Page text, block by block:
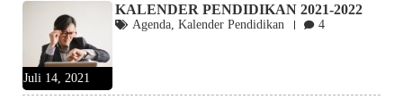
Juli 14, 2021
KALENDER PENDIDIKAN 2021-2022
Agenda Kalender Pendidikan 4